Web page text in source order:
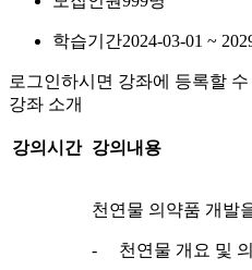
학습기간2024-03-01 ~
로그인하시면 강좌에 등록할
강좌 소개
강의시간 강의내용
천연물 의약품 개발
- 천연물 개요 및 의